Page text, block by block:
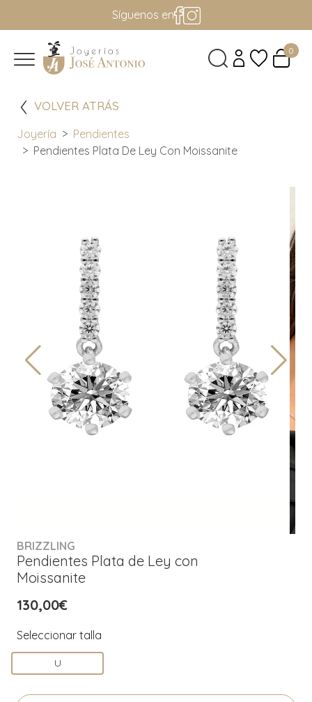
Síguenos en
0
VOLVER ATRÁS
Joyería
Pendientes
Pendientes Plata De Ley Con Moissanite
BRIZZLING
Pendientes Plata de Ley con
Moissanite
130,00€
Seleccionar talla
U